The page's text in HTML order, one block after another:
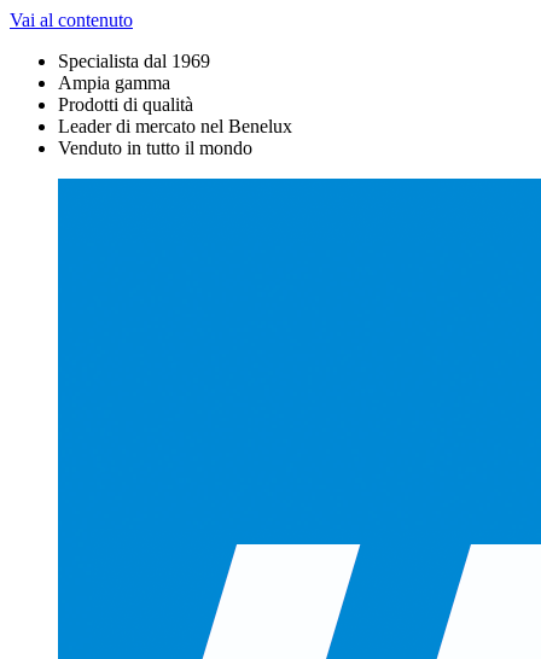
Vai al contenuto
Specialista dal 1969
Ampia gamma
Prodotti di qualità
Leader di mercato nel Benelux
Venduto in tutto il mondo